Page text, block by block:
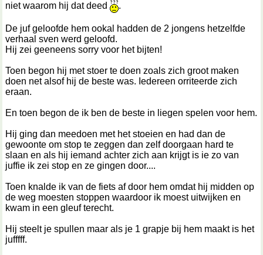
niet waarom hij dat deed
.
De juf geloofde hem ookal hadden de 2 jongens hetzelfde
verhaal sven werd geloofd.
Hij zei geeneens sorry voor het bijten!
Toen begon hij met stoer te doen zoals zich groot maken
doen net alsof hij de beste was. Iedereen orriteerde zich
eraan.
En toen begon de ik ben de beste in liegen spelen voor hem.
Hij ging dan meedoen met het stoeien en had dan de
gewoonte om stop te zeggen dan zelf doorgaan hard te
slaan en als hij iemand achter zich aan krijgt is ie zo van
juffie ik zei stop en ze gingen door....
Toen knalde ik van de fiets af door hem omdat hij midden op
de weg moesten stoppen waardoor ik moest uitwijken en
kwam in een gleuf terecht.
Hij steelt je spullen maar als je 1 grapje bij hem maakt is het
jufffff.